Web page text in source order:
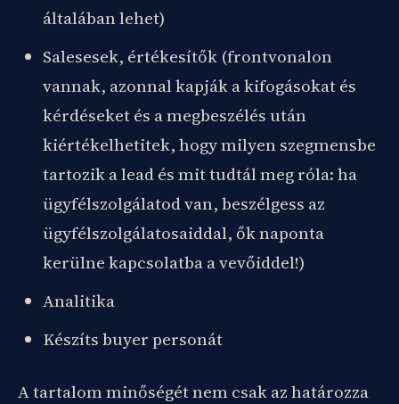
általában lehet)
Salesesek, értékesítők (frontvonalon
vannak, azonnal kapják a kifogásokat és
kérdéseket és a megbeszélés után
kiértékelhetitek, hogy milyen szegmensbe
tartozik a lead és mit tudtál meg róla: ha
ügyfélszolgálatod van, beszélgess az
ügyfélszolgálatosaiddal, ők naponta
kerülne kapcsolatba a vevőiddel!)
Analitika
Készíts buyer personát
A tartalom minőségét nem csak az határozza